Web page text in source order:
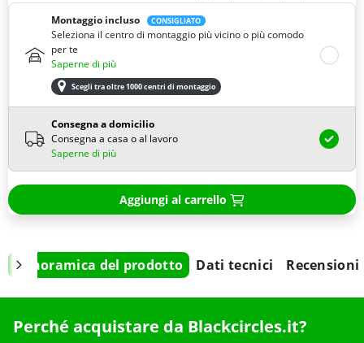
Montaggio incluso
CONSIGLIATO
Seleziona il centro di montaggio più vicino o più comodo
per te
Saperne di più
Scegli tra oltre 1000 centri di montaggio
Consegna a domicilio
Consegna a casa o al lavoro
Saperne di più
Aggiungi al carrello
Panoramica del prodotto Dati tecnici Recensioni
Perché acquistare da Blackcircles.it?